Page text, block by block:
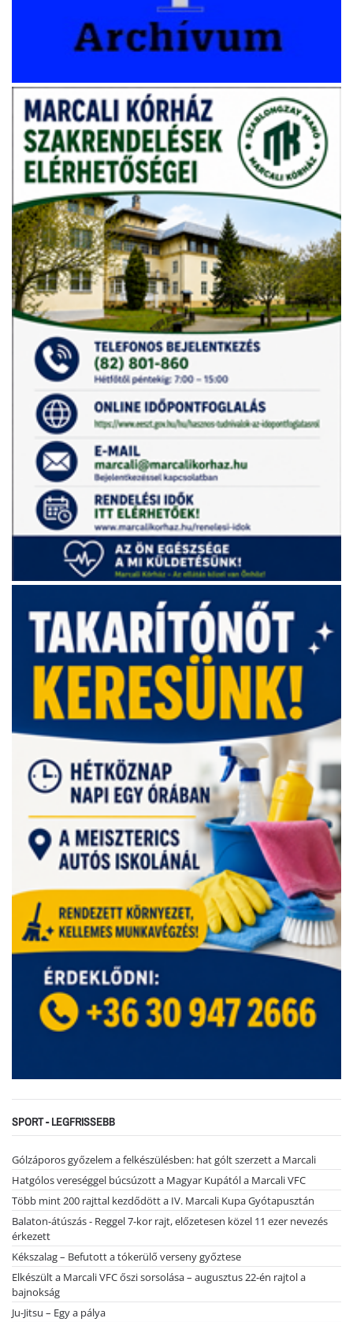
SPORT - LEGFRISSEBB
Gólzáporos győzelem a felkészülésben: hat gólt szerzett a Marcali
Hatgólos vereséggel búcsúzott a Magyar Kupától a Marcali VFC
Több mint 200 rajttal kezdődött a IV. Marcali Kupa Gyótapusztán
Balaton-átúszás - Reggel 7-kor rajt, előzetesen közel 11 ezer nevezés
érkezett
Kékszalag – Befutott a tókerülő verseny győztese
Elkészült a Marcali VFC őszi sorsolása – augusztus 22-én rajtol a
bajnokság
Ju-Jitsu – Egy a pálya